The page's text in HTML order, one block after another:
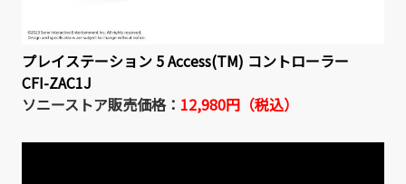
プレイステーション 5 Access(TM) コントローラー
CFI-ZAC1J
ソニーストア販売価格： 12,980円（税込）